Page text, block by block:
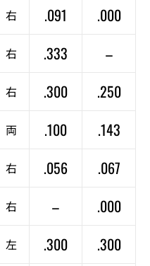
右 .091 .000
右 .333 –
右 .300 .250
両 .100 .143
右 .056 .067
右 – .000
左 .300 .300